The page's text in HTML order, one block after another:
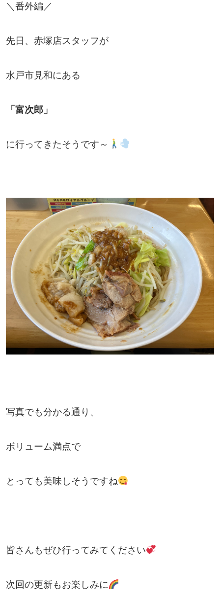
＼番外編／
先日、赤塚店スタッフが
水戸市見和にある
「富次郎」
に行ってきたそうです～
写真でも分かる通り、
ボリューム満点で
とっても美味しそうですね
皆さんもぜひ行ってみてください
次回の更新もお楽しみに